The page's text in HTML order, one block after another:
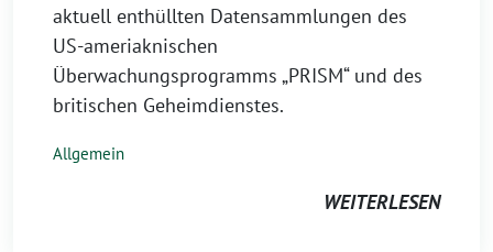
aktuell enthüllten Datensammlungen des
US-ameriaknischen
Überwachungsprogramms „PRISM“ und des
britischen Geheimdienstes.
Allgemein
WEITERLESEN